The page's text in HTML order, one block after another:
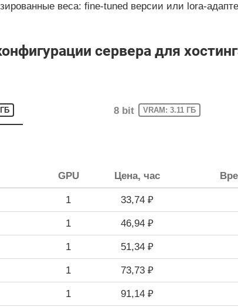
веса: fine-tuned версии или lora-
сервера для
8 bit VRAM: 3.11 ГБ
GPU Цена, час
1 33,74 ₽
1 46,94 ₽
1 51,34 ₽
1 73,73 ₽
1 91,14 ₽